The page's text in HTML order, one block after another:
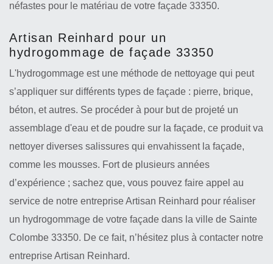
néfastes pour le matériau de votre façade 33350.
Artisan Reinhard pour un
hydrogommage de façade 33350
L'hydrogommage est une méthode de nettoyage qui peut
s’appliquer sur différents types de façade : pierre, brique,
béton, et autres. Se procéder à pour but de projeté un
assemblage d'eau et de poudre sur la façade, ce produit va
nettoyer diverses salissures qui envahissent la façade,
comme les mousses. Fort de plusieurs années
d’expérience ; sachez que, vous pouvez faire appel au
service de notre entreprise Artisan Reinhard pour réaliser
un hydrogommage de votre façade dans la ville de Sainte
Colombe 33350. De ce fait, n’hésitez plus à contacter notre
entreprise Artisan Reinhard.